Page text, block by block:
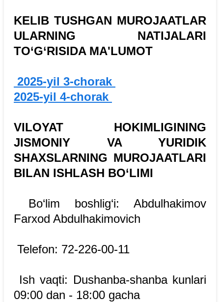
KELIB TUSHGAN MUROJAATLAR
ULARNING NATIJALARI
TO‘G‘RISIDA MA'LUMOT
2025-yil 3-chorak
2025-yil 4-chorak
VILOYAT HOKIMLIGINING
JISMONIY VA YURIDIK
SHAXSLARNING MUROJAATLARI
BILAN ISHLASH BO‘LIMI
Bo‘lim boshlig‘i: Abdulhakimov
Farxod Abdulhakimovich
Telefon: 72-226-00-11
Ish vaqti: Dushanba-shanba kunlari
09:00 dan - 18:00 gacha